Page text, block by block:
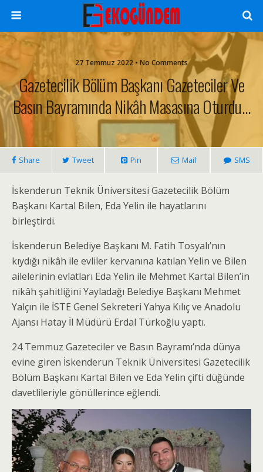
27 Temmuz 2022 • No Comments
Gazetecilik Bölüm Başkanı Gazeteciler Ve
Basın Bayramında Nikâh Masasına Oturdu…
Share Tweet Pin Mail SMS
İskenderun Teknik Üniversitesi Gazetecilik Bölüm
Başkanı Kartal Bilen, Eda Yelin ile hayatlarını
birleştirdi.
İskenderun Belediye Başkanı M. Fatih Tosyalı’nın
kıydığı nikâh ile evliler kervanına katılan Yelin ve Bilen
ailelerinin evlatları Eda Yelin ile Mehmet Kartal Bilen’in
nikâh şahitliğini Yayladağı Belediye Başkanı Mehmet
Yalçın ile İSTE Genel Sekreteri Yahya Kılıç ve Anadolu
Ajansı Hatay İl Müdürü Erdal Türkoğlu yaptı.
24 Temmuz Gazeteciler ve Basın Bayramı’nda dünya
evine giren İskenderun Teknik Üniversitesi Gazetecilik
Bölüm Başkanı Kartal Bilen ve Eda Yelin çifti düğünde
davetlileriyle gönüllerince eğlendi.